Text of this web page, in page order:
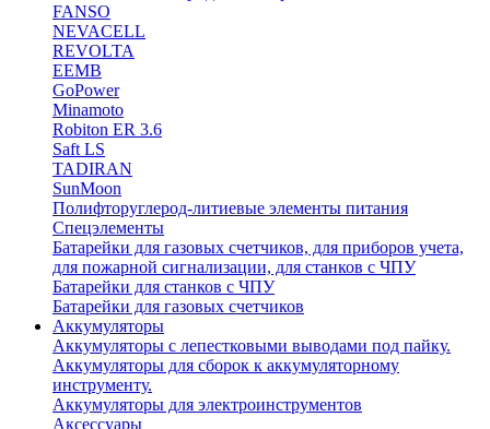
FANSO
NEVACELL
REVOLTA
EEMB
GoPower
Minamoto
Robiton ER 3.6
Saft LS
TADIRAN
SunMoon
Полифторуглерод-литиевые элементы питания
Спецэлементы
Батарейки для газовых счетчиков, для приборов учета,
для пожарной сигнализации, для станков с ЧПУ
Батарейки для станков с ЧПУ
Батарейки для газовых счетчиков
Аккумуляторы
Аккумуляторы с лепестковыми выводами под пайку.
Аккумуляторы для сборок к аккумуляторному
инструменту.
Аккумуляторы для электроинструментов
Аксессуары